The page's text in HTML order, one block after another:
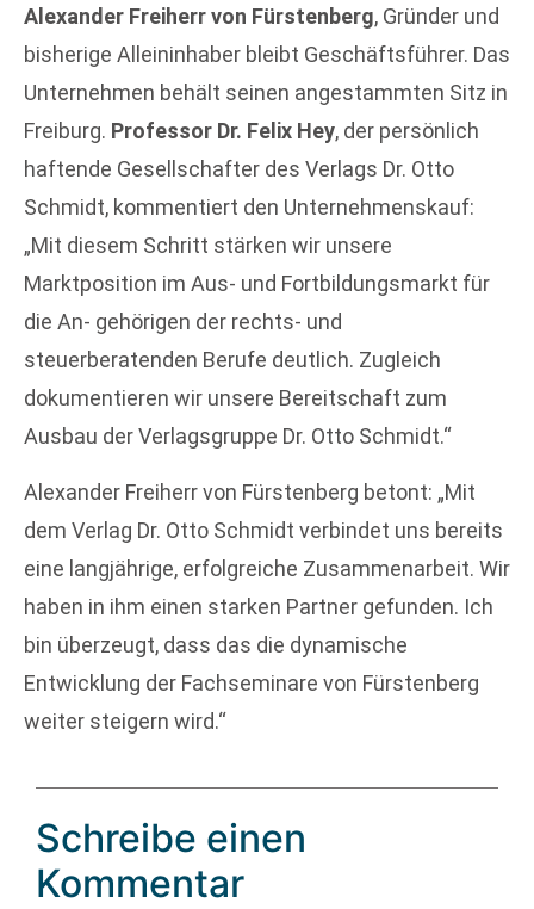
Alexander Freiherr von Fürstenberg, Gründer und
bisherige Alleininhaber bleibt Geschäftsführer. Das
Unternehmen behält seinen angestammten Sitz in
Freiburg. Professor Dr. Felix Hey, der persönlich
haftende Gesellschafter des Verlags Dr. Otto
Schmidt, kommentiert den Unternehmenskauf:
„Mit diesem Schritt stärken wir unsere
Marktposition im Aus- und Fortbildungsmarkt für
die An- gehörigen der rechts- und
steuerberatenden Berufe deutlich. Zugleich
dokumentieren wir unsere Bereitschaft zum
Ausbau der Verlagsgruppe Dr. Otto Schmidt.“
Alexander Freiherr von Fürstenberg betont: „Mit
dem Verlag Dr. Otto Schmidt verbindet uns bereits
eine langjährige, erfolgreiche Zusammenarbeit. Wir
haben in ihm einen starken Partner gefunden. Ich
bin überzeugt, dass das die dynamische
Entwicklung der Fachseminare von Fürstenberg
weiter steigern wird.“
Schreibe einen
Kommentar